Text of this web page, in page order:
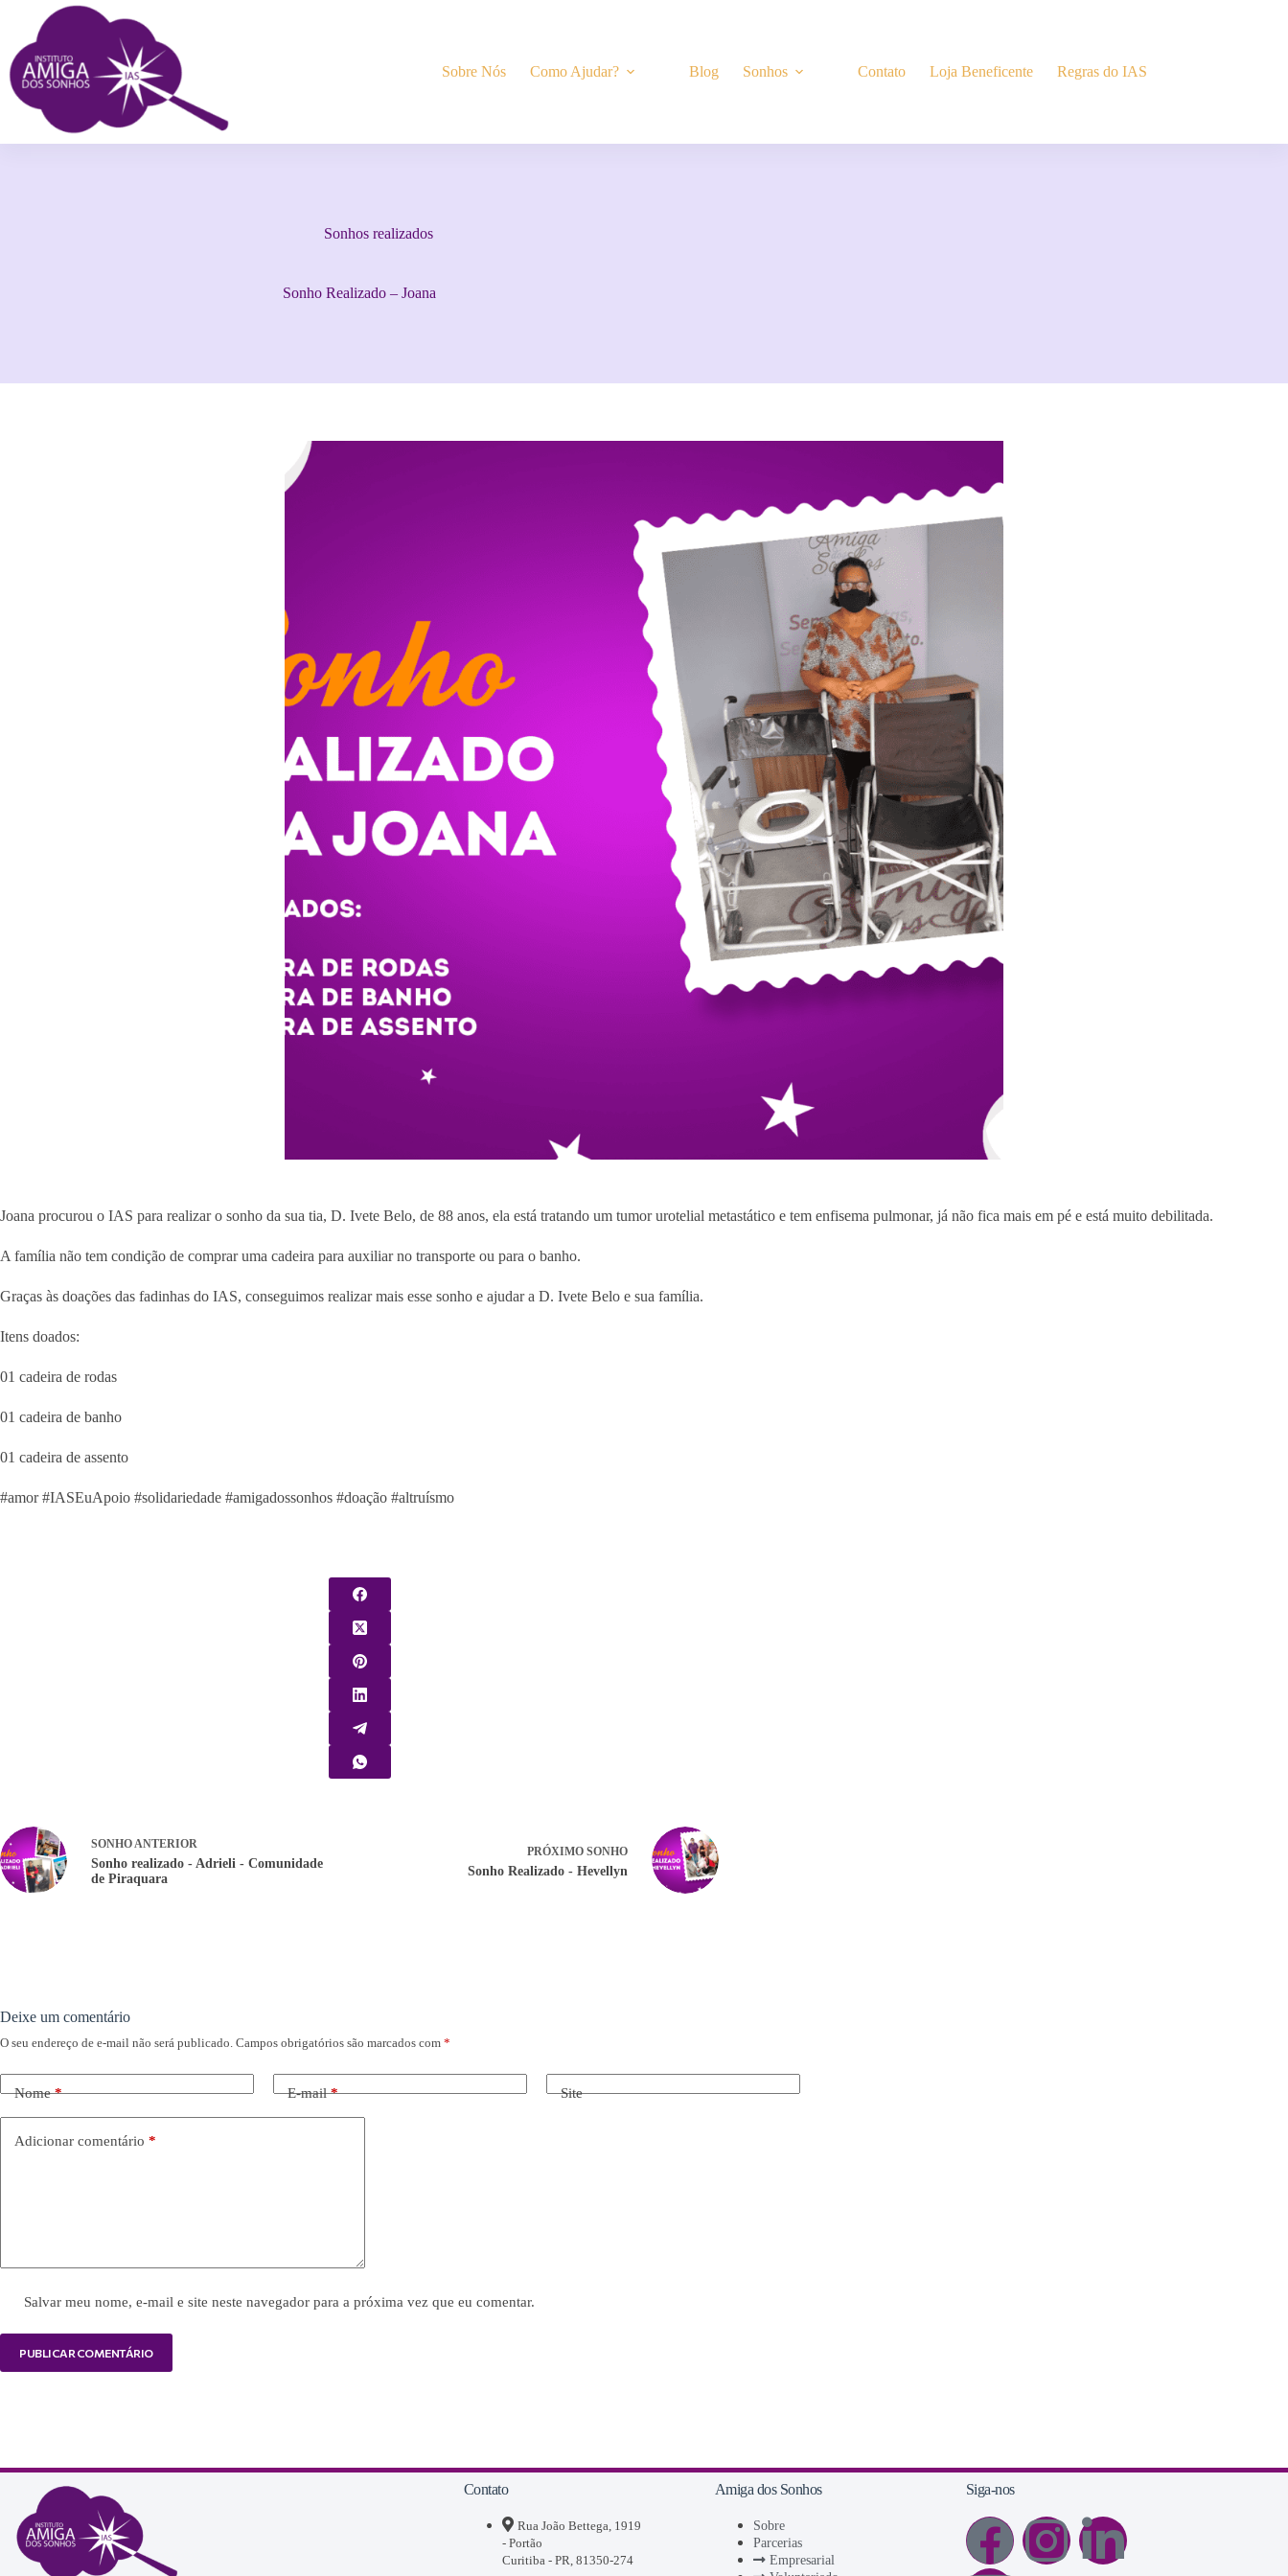
Sobre Nós Como Ajudar? Blog Sonhos Contato Loja Beneficente Regras do IAS
Sonhos realizados
Sonho Realizado – Joana
Joana procurou o IAS para realizar o sonho da sua tia, D. Ivete Belo, de 88 anos, ela está tratando um tumor urotelial metastático e tem enfisema pulmonar, já não fica mais em pé e está muito debilitada.
A família não tem condição de comprar uma cadeira para auxiliar no transporte ou para o banho.
Graças às doações das fadinhas do IAS, conseguimos realizar mais esse sonho e ajudar a D. Ivete Belo e sua família.
Itens doados:
01 cadeira de rodas
01 cadeira de banho
01 cadeira de assento
#amor #IASEuApoio #solidariedade #amigadossonhos #doação #altruísmo
SONHO ANTERIOR
Sonho realizado - Adrieli - Comunidade
de Piraquara
PRÓXIMO SONHO
Sonho Realizado - Hevellyn
Deixe um comentário
O seu endereço de e-mail não será publicado. Campos obrigatórios são marcados com *
Nome* E-mail* Site
Adicionar comentário *
Salvar meu nome, e-mail e site neste navegador para a próxima vez que eu comentar.
PUBLICAR COMENTÁRIO
Contato
Rua João Bettega, 1919
- Portão
Curitiba - PR, 81350-274
Amiga dos Sonhos
Sobre
Parcerias
Empresarial
Siga-nos